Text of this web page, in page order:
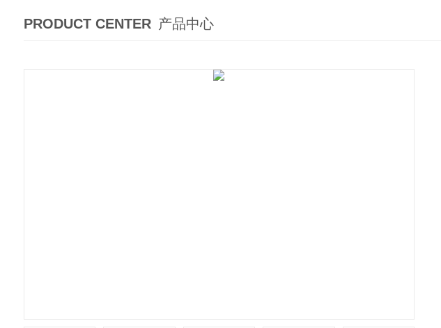
PRODUCT CENTER 产品中心